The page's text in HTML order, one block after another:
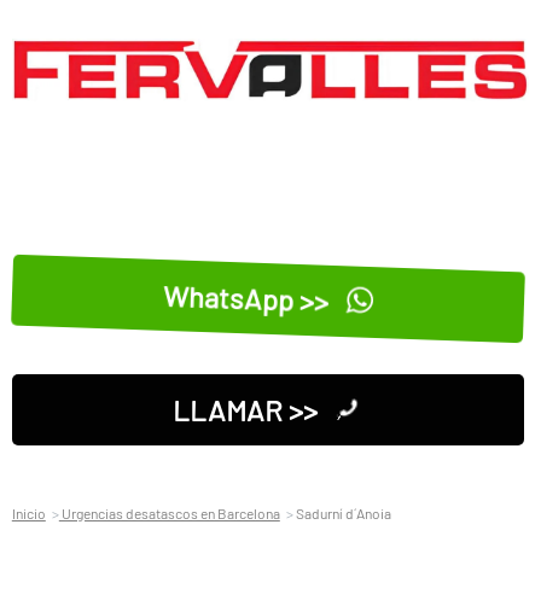
WhatsApp >>
LLAMAR >>
Inicio Urgencias desatascos en Barcelona Sadurní d´Anoia